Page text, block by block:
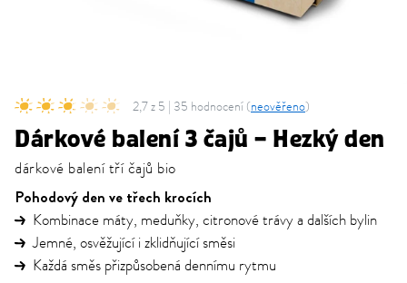
2,7 z 5 | 35 hodnocení (neověřeno)
Dárkové balení 3 čajů – Hezký den
dárkové balení tří čajů bio
Pohodový den ve třech krocích
Kombinace máty, meduňky, citronové trávy a dalších bylin
Jemné, osvěžující i zklidňující směsi
Každá směs přizpůsobená dennímu rytmu